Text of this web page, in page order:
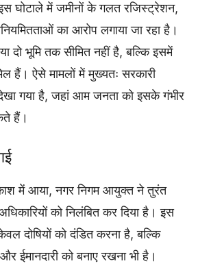
घोटाले में जमीनों के गलत रजिस्ट्रेशन,
का आरोप लगाया जा रहा है।
दो भूमि तक सीमित नहीं है, बल्कि इसमें
हैं। ऐसे मामलों में मुख्यतः सरकारी
देखा गया है, जहां आम जनता को इसके गंभीर
हैं।
में आया, नगर निगम आयुक्त ने तुरंत
को निलंबित कर दिया है। इस
केवल दोषियों को दंडित करना है, बल्कि
ईमानदारी को बनाए रखना भी है।